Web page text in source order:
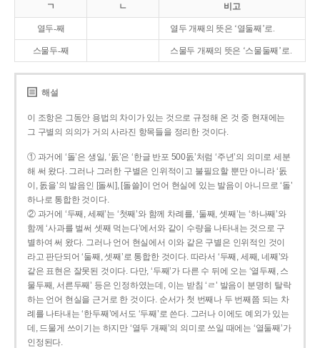
ㄱ ㄴ 비고
열두-째 열두 개째의 뜻은 ‘열둘째’로.
스물두-째 스물두 개째의 뜻은 ‘스물둘째’로.
해설
이 조항은 그동안 용법의 차이가 있는 것으로 규정해 온 것 중 현재에는
그 구별의 의의가 거의 사라진 항목들을 정리한 것이다.
① 과거에 ‘돌’은 생일, ‘돐’은 ‘한글 반포 500돐’처럼 ‘주년’의 의미로 세분
해 써 왔다. 그러나 그러한 구별은 인위적이고 불필요할 뿐만 아니라 ‘돐
이, 돐을’의 발음인 [돌씨], [돌쓸]이 언어 현실에 있는 발음이 아니므로 ‘돌’
하나로 통합한 것이다.
② 과거에 ‘두째, 세째’는 ‘첫째’와 함께 차례를, ‘둘째, 셋째’는 ‘하나째’와
함께 ‘사과를 벌써 셋째 먹는다’에서와 같이 수량을 나타내는 것으로 구
별하여 써 왔다. 그러나 언어 현실에서 이와 같은 구별은 인위적인 것이
라고 판단되어 ‘둘째, 셋째’로 통합한 것이다. 따라서 ‘두째, 세째, 네째’와
같은 표현은 잘못된 것이다. 다만, ‘두째’가 다른 수 뒤에 오는 ‘열두째, 스
물두째, 서른두째’ 등은 인정하였는데, 이는 받침 ‘ㄹ’ 발음이 분명히 탈락
하는 언어 현실을 근거로 한 것이다. 순서가 첫 번째나 두 번째쯤 되는 차
례를 나타내는 ‘한두째’에서도 ‘두째’로 쓴다. 그러나 이에도 예외가 있는
데, 드물게 쓰이기는 하지만 ‘열두 개째’의 의미로 쓰일 때에는 ‘열둘째’가
인정된다.